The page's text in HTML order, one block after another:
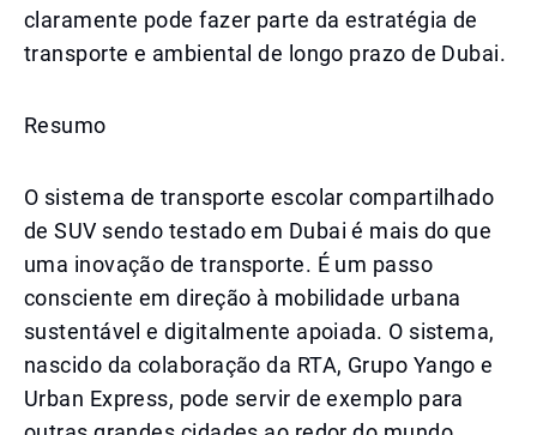
claramente pode fazer parte da estratégia de
transporte e ambiental de longo prazo de Dubai.
Resumo
O sistema de transporte escolar compartilhado
de SUV sendo testado em Dubai é mais do que
uma inovação de transporte. É um passo
consciente em direção à mobilidade urbana
sustentável e digitalmente apoiada. O sistema,
nascido da colaboração da RTA, Grupo Yango e
Urban Express, pode servir de exemplo para